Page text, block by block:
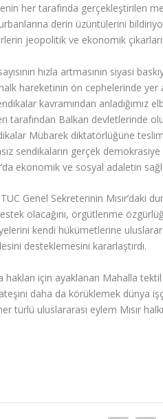
her tarafında gerçekleştirilen
derin üzüntülerini
jeopolitik ve ekonomik
hızla artmasının siyasi
hareketinin ön cephelerinde yer
kavramından
Balkan devletlerinde
Mübarek diktatörlüğüne
sendikaların gerçek
ekonomik ve sosyal adaletin
Genel Sekreterinin Mısır’daki
olacağını, örgütlenme
kendi hükümetlerine
desteklemesini kararlaştırdı.
hakları için ayaklanan Mahalla
daha da körüklemek dünya işçi
türlü uluslararası eylem Mısır